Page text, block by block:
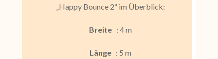
„Happy Bounce 2“ im Überblick:
Breite: 4 m
Länge: 5 m